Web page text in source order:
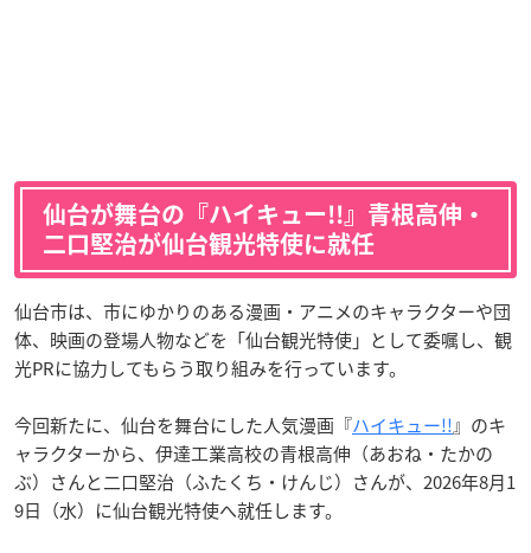
仙台が舞台の『ハイキュー!!』青根高伸・
二口堅治が仙台観光特使に就任
仙台市は、市にゆかりのある漫画・アニメのキャラクターや団
体、映画の登場人物などを「仙台観光特使」として委嘱し、観
光PRに協力してもらう取り組みを行っています。
今回新たに、仙台を舞台にした人気漫画『ハイキュー!!』のキ
ャラクターから、伊達工業高校の青根高伸（あおね・たかの
ぶ）さんと二口堅治（ふたくち・けんじ）さんが、2026年8月1
9日（水）に仙台観光特使へ就任します。